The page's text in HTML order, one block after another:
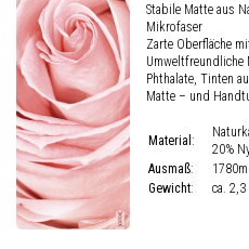
Stabile Matte aus
Mikrofaser
Zarte Oberfläche
Umweltfreundliche
Phthalate, Tinten
Matte – und
Material :
20%
Ausmaß:
Gewicht: ca.